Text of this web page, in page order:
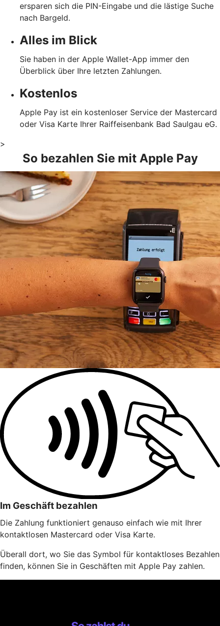
ersparen sich die PIN-Eingabe und die lästige Suche
nach Bargeld.
Alles im Blick
Sie haben in der Apple Wallet-App immer den
Überblick über Ihre letzten Zahlungen.
Kostenlos
Apple Pay ist ein kostenloser Service der Mastercard
oder Visa Karte Ihrer Raiffeisenbank Bad Saulgau eG.
>
So bezahlen Sie mit Apple Pay
Im Geschäft bezahlen
Die Zahlung funktioniert genauso einfach wie mit Ihrer
kontaktlosen Mastercard oder Visa Karte.
Überall dort, wo Sie das Symbol für kontaktloses Bezahlen
finden, können Sie in Geschäften mit Apple Pay zahlen.